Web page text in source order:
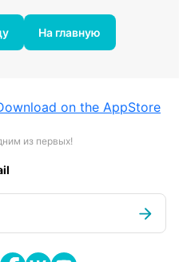
На главную
из первых!